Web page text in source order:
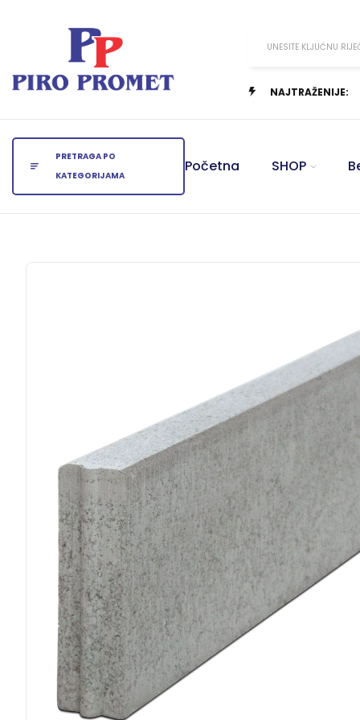
UNESITE KLJUČNU
NAJTRAŽENIJE:
PRETRAGA PO
KATEGORIJAMA
Početna SHOP